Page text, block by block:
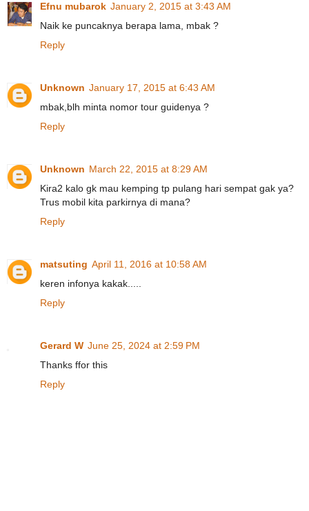
Efnu mubarok January 2, 2015 at 3:43 AM
Naik ke puncaknya berapa lama, mbak ?
Reply
Unknown January 17, 2015 at 6:43 AM
mbak,blh minta nomor tour guidenya ?
Reply
Unknown March 22, 2015 at 8:29 AM
Kira2 kalo gk mau kemping tp pulang hari sempat gak ya?
Trus mobil kita parkirnya di mana?
Reply
matsuting April 11, 2016 at 10:58 AM
keren infonya kakak.....
Reply
Gerard W June 25, 2024 at 2:59 PM
Thanks ffor this
Reply